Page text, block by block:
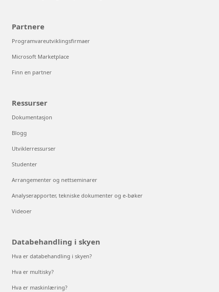
Partnere
Programvareutviklingsfirmaer
Microsoft Marketplace
Finn en partner
Ressurser
Dokumentasjon
Blogg
Utviklerressurser
Studenter
Arrangementer og nettseminarer
Analyserapporter, tekniske dokumenter og e-bøker
Videoer
Databehandling i skyen
Hva er databehandling i skyen?
Hva er multisky?
Hva er maskinlæring?